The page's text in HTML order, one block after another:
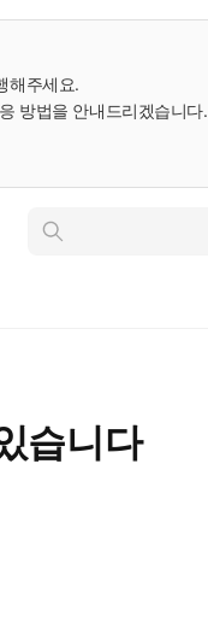
해주세요.
방법을 안내드리겠습니다.
인
습니다